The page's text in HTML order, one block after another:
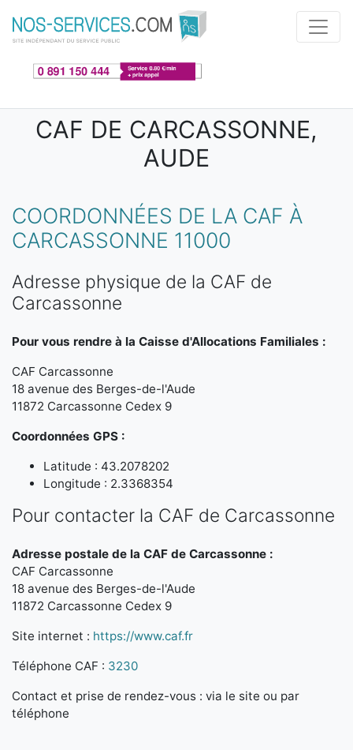
Aller au contenu principal
CAF DE CARCASSONNE,
AUDE
COORDONNÉES DE LA CAF À
CARCASSONNE 11000
Adresse physique de la CAF de
Carcassonne
Pour vous rendre à la Caisse d'Allocations Familiales :
CAF Carcassonne
18 avenue des Berges-de-l'Aude
11872 Carcassonne Cedex 9
Coordonnées GPS :
Latitude : 43.2078202
Longitude : 2.3368354
Pour contacter la CAF de Carcassonne
Adresse postale de la CAF de Carcassonne :
CAF Carcassonne
18 avenue des Berges-de-l'Aude
11872 Carcassonne Cedex 9
Site internet : https://www.caf.fr
Téléphone CAF : 3230
Contact et prise de rendez-vous : via le site ou par
téléphone